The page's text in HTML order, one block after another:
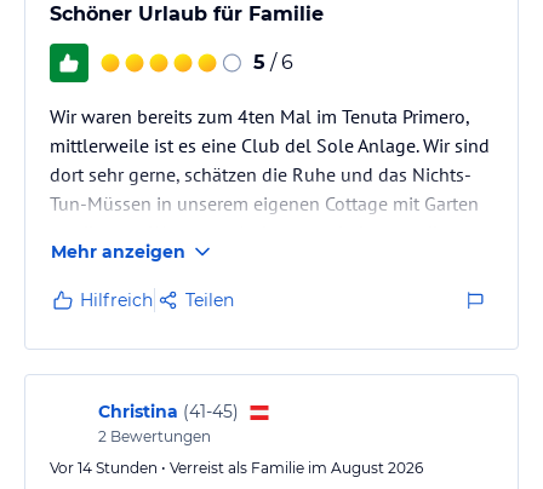
Schöner Urlaub für Familie
5 / 6
Wir waren bereits zum 4ten Mal im Tenuta Primero,
mittlerweile ist es eine Club del Sole Anlage. Wir sind
dort sehr gerne, schätzen die Ruhe und das Nichts-
Tun-Müssen in unserem eigenen Cottage mit Garten
über die Animationen und in der Pool Anlage. Wir
hingegen schätzen die Privatsphäre in unserem
Cottage direkt erste Reihe zum Meer (etwas abseits
der Poolanlage in einem älteren Teil der Anlage). Die
Schwimmlandschaft ist heuer neu und sehr gelungen
- für alle etwas…
Mehr anzeigen
Hilfreich Teilen
Christina (41-45)
2 Bewertungen
Vor 14 Stunden • Verreist als Familie im August 2026